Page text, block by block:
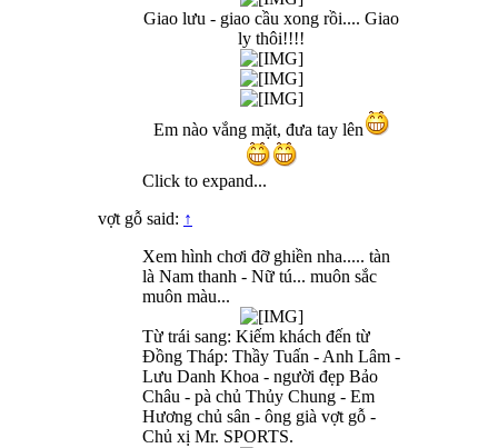
Giao lưu - giao cầu xong rồi.... Giao
ly thôi!!!!
Em nào vắng mặt, đưa tay lên
Click to expand...
vợt gỗ said: ↑
Xem hình chơi đỡ ghiền nha..... tàn
là Nam thanh - Nữ tú... muôn sắc
muôn màu...
Từ trái sang: Kiếm khách đến từ
Đồng Tháp: Thầy Tuấn - Anh Lâm -
Lưu Danh Khoa - người đẹp Bảo
Châu - pà chủ Thủy Chung - Em
Hương chủ sân - ông già vợt gỗ -
Chủ xị Mr. SPORTS.